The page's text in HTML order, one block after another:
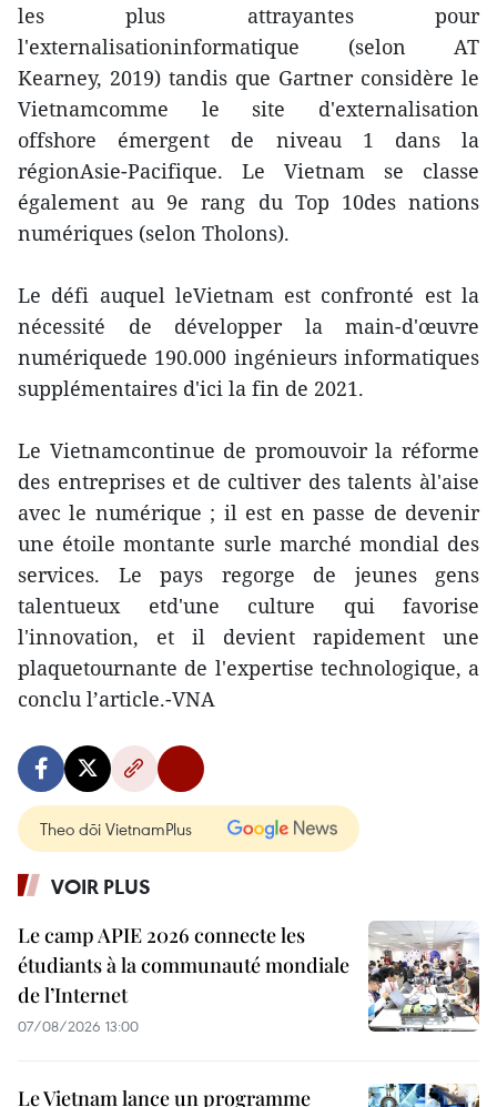
les plus attrayantes pour
l'externalisationinformatique (selon AT
Kearney, 2019) tandis que Gartner considère le
Vietnamcomme le site d'externalisation
offshore émergent de niveau 1 dans la
régionAsie-Pacifique. Le Vietnam se classe
également au 9e rang du Top 10des nations
numériques (selon Tholons).
Le défi auquel leVietnam est confronté est la
nécessité de développer la main-d'œuvre
numériquede 190.000 ingénieurs informatiques
supplémentaires d'ici la fin de 2021.
Le Vietnamcontinue de promouvoir la réforme
des entreprises et de cultiver des talents àl'aise
avec le numérique ; il est en passe de devenir
une étoile montante surle marché mondial des
services. Le pays regorge de jeunes gens
talentueux etd'une culture qui favorise
l'innovation, et il devient rapidement une
plaquetournante de l'expertise technologique, a
conclu l’article.-VNA
Theo dõi VietnamPlus
VOIR PLUS
Le camp APIE 2026 connecte les
étudiants à la communauté mondiale
de l’Internet
07/08/2026 13:00
Le Vietnam lance un programme